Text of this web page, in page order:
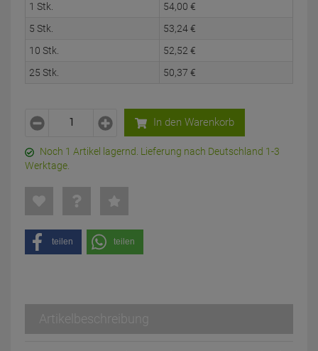
1 Stk. 54, 00 €
5 Stk.
53, 24€
10 Stk.
52, 52 €
25 Stk.
50, 37 €
In den Warenkorb
Noch 1 Artikel lagernd. Lieferung nach Deutschland 1-3
Werktage.
teilen teilen
Artikelbeschreibung